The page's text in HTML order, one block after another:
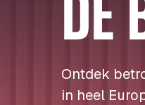
Ontdek
in heel